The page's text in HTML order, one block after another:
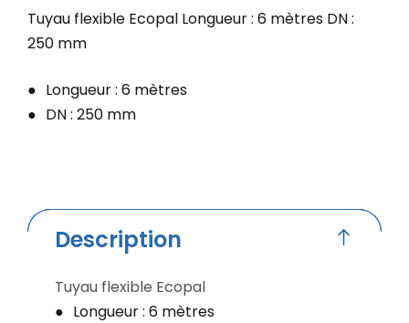
Tuyau flexible Ecopal Longueur : 6 mètres DN :
250 mm
Longueur : 6 mètres
DN : 250 mm
Description
Tuyau flexible Ecopal
Longueur : 6 mètres